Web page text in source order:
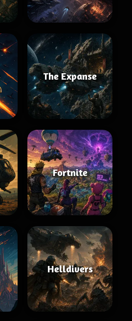
The Expanse
Fortnite
Helldivers